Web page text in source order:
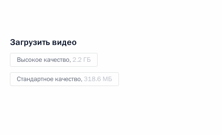
Загрузить видео
Высокое качество, 2.2 ГБ
Стандартное качество, 318.6 МБ